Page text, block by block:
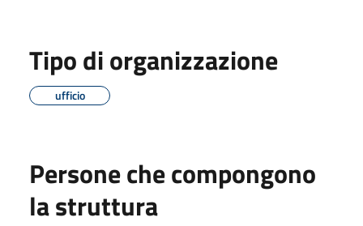
Tipo di organizzazione
ufficio
Persone che compongono
la struttura